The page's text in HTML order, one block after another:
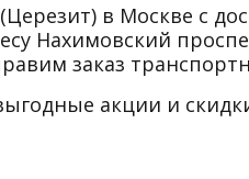
(Церезит) в Москве с
Нахимовский
заказ
акции и